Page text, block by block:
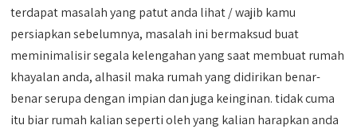
terdapat masalah yang patut anda lihat / wajib kamu
persiapkan sebelumnya, masalah ini bermaksud buat
meminimalisir segala kelengahan yang saat membuat rumah
khayalan anda, alhasil maka rumah yang didirikan benar-
benar serupa dengan impian dan juga keinginan. tidak cuma
itu biar rumah kalian seperti oleh yang kalian harapkan anda